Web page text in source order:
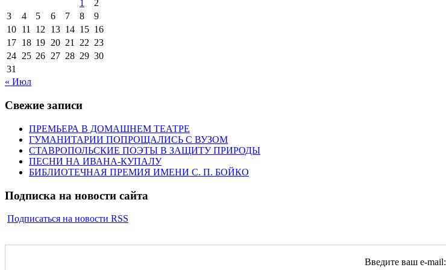
1
2
3
4 5 6 7 8
9
10 11 12 13 14 15 16
17 18 19 20 21 22 23
24 25 26 27 28 29 30
31
« Июл
Свежие записи
ПРЕМЬЕРА В ДОМАШНЕМ ТЕАТРЕ
ГУМАНИТАРИИ ПОПРОЩАЛИСЬ С ВУЗОМ
СТАВРОПОЛЬСКИЕ ПОЭТЫ В ЗАЩИТУ ПРИРОДЫ
ПЕСНИ НА ИВАНА-КУПАЛУ
БИБЛИОТЕЧНАЯ ПРЕМИЯ ИМЕНИ С. П. БОЙКО
Подписка на новости сайта
Подписаться на новости RSS
Введите ваш e-mail: